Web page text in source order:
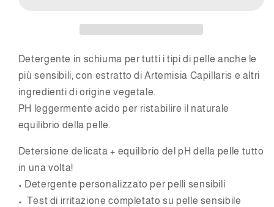
Detergente in schiuma per tutti i tipi di pelle anche le
più sensibili, con estratto di Artemisia Capillaris e altri
ingredienti di origine vegetale.
PH leggermente acido per ristabilire il naturale
equilibrio della pelle.
Detersione delicata + equilibrio del pH della pelle tutto
in una volta!
• Detergente personalizzato per pelli sensibili
• Test di irritazione completato su pelle sensibile